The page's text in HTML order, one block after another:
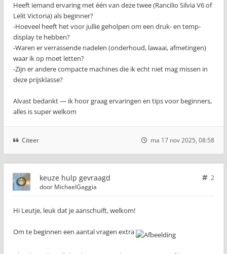
Heeft iemand ervaring met één van deze twee (Rancilio Silvia V6 of
Lelit Victoria) als beginner?
-Hoeveel heeft het voor jullie geholpen om een druk- en temp-
display te hebben?
-Waren er verrassende nadelen (onderhoud, lawaai, afmetingen)
waar ik op moet letten?
-Zijn er andere compacte machines die ik echt niet mag missen in
deze prijsklasse?
Alvast bedankt — ik hoor graag ervaringen en tips voor beginners,
alles is super welkom
Citeer ma 17 nov 2025, 08:58
keuze hulp gevraagd
2
door MichaelGaggia
Hi Leutje, leuk dat je aanschuift, welkom!
Om te beginnen een aantal vragen extra